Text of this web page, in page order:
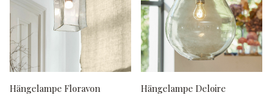
Hängelampe Floravon Hängelampe Deloire